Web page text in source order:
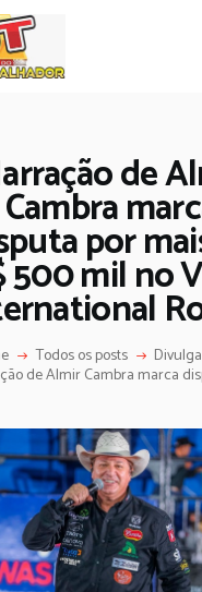
de
Cambra
por
500 mil no
Todos os posts
de Almir Cambra marca